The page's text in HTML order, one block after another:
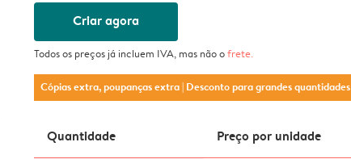
Criar agora
Todos os preços já incluem IVA, mas não ofrete.
Cópias extra, poupanças extra| Desconto para grandes quantidades
Quantidade Preço por unidade